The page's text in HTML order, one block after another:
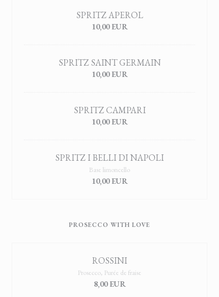
SPRITZ APEROL
10,00 EUR
SPRITZ SAINT GERMAIN
10,00 EUR
SPRITZ CAMPARI
10,00 EUR
SPRITZ I BELLI DI NAPOLI
Base limoncello
10,00 EUR
PROSECCO WITH LOVE
ROSSINI
Prosecco, Purée de fraise
8,00 EUR